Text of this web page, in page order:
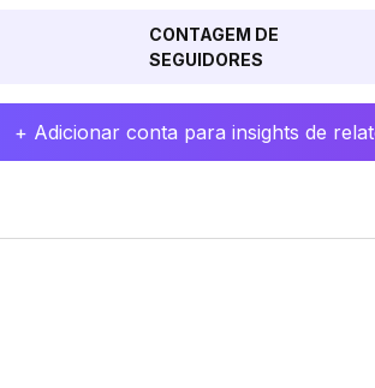
CONTAGEM DE
SEGUIDORES
+ Adicionar conta para insights de